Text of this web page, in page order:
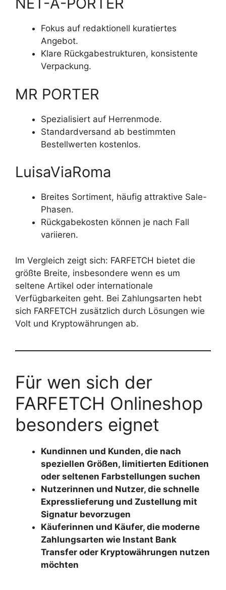
Fokus auf redaktionell kuratiertes
Angebot.
Klare Rückgabestrukturen, konsistente
Verpackung.
MR PORTER
Spezialisiert auf Herrenmode.
Standardversand ab bestimmten
Bestellwerten kostenlos.
LuisaViaRoma
Breites Sortiment, häufig attraktive Sale-
Phasen.
Rückgabekosten können je nach Fall
variieren.
Im Vergleich zeigt sich: FARFETCH bietet die
größte Breite, insbesondere wenn es um
seltene Artikel oder internationale
Verfügbarkeiten geht. Bei Zahlungsarten hebt
sich FARFETCH zusätzlich durch Lösungen wie
Volt und Kryptowährungen ab.
Für wen sich der
FARFETCH Onlineshop
besonders eignet
Kundinnen und Kunden, die nach
speziellen Größen, limitierten Editionen
oder seltenen Farbstellungen suchen
Nutzerinnen und Nutzer, die schnelle
Expresslieferung und Zustellung mit
Signatur bevorzugen
Käuferinnen und Käufer, die moderne
Zahlungsarten wie Instant Bank
Transfer oder Kryptowährungen nutzen
möchten